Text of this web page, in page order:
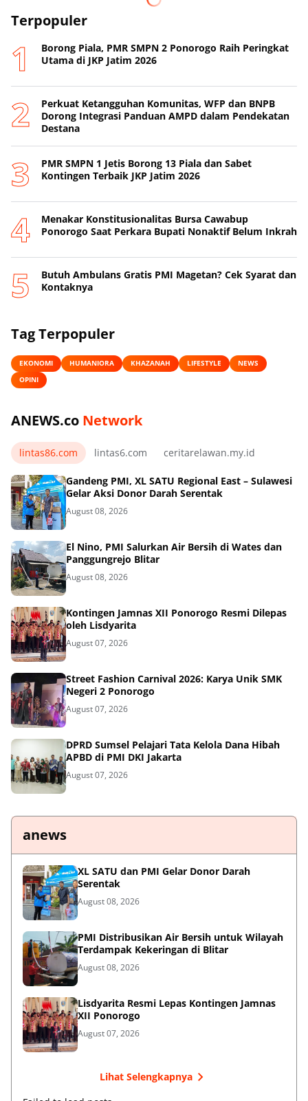
Terpopuler
Borong Piala, PMR SMPN 2 Ponorogo Raih Peringkat
Utama di JKP Jatim 2026
Perkuat Ketangguhan Komunitas, WFP dan BNPB
Dorong Integrasi Panduan AMPD dalam Pendekatan
Destana
PMR SMPN 1 Jetis Borong 13 Piala dan Sabet
Kontingen Terbaik JKP Jatim 2026
Menakar Konstitusionalitas Bursa Cawabup
Ponorogo Saat Perkara Bupati Nonaktif Belum Inkrah
Butuh Ambulans Gratis PMI Magetan? Cek Syarat dan
Kontaknya
Tag Terpopuler
EKONOMI HUMANIORA KHAZANAH LIFESTYLE
NEWS
OPINI
ANEWS.co Network
lintas86.com lintas6.com ceritarelawan.my.id
Gandeng PMI, XL SATU Regional East – Sulawesi
Gelar Aksi Donor Darah Serentak
August 08, 2026
El Nino, PMI Salurkan Air Bersih di Wates dan
Panggungrejo Blitar
August 08, 2026
Kontingen Jamnas XII Ponorogo Resmi Dilepas
oleh Lisdyarita
August 07, 2026
Street Fashion Carnival 2026: Karya Unik SMK
Negeri 2 Ponorogo
August 07, 2026
DPRD Sumsel Pelajari Tata Kelola Dana Hibah
APBD di PMI DKI Jakarta
August 07, 2026
anews
XL SATU dan PMI Gelar Donor Darah
Serentak
August 08, 2026
PMI Distribusikan Air Bersih untuk Wilayah
Terdampak Kekeringan di Blitar
August 08, 2026
Lisdyarita Resmi Lepas Kontingen Jamnas
XII Ponorogo
August 07, 2026
Lihat Selengkapnya